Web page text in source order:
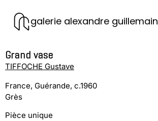
galerie alexandre guillemain
Grand vase
TIFFOCHE Gustave
France, Guérande, c.1960
Grès
Pièce unique